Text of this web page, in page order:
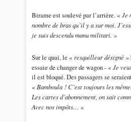
Birame est soulevé par l’arrière. « Je
nombre de bras qu’il y a sur moi.
je suis descendu manu militari. »
Sur le quai, le « resquilleur désigné»
essaie de changer de wagon - « Je
il est bloqué. Des passagers se
« Bamboula ! C’est toujours les
Les cartes d’abonnement, on sait
Avec nos impôts… »